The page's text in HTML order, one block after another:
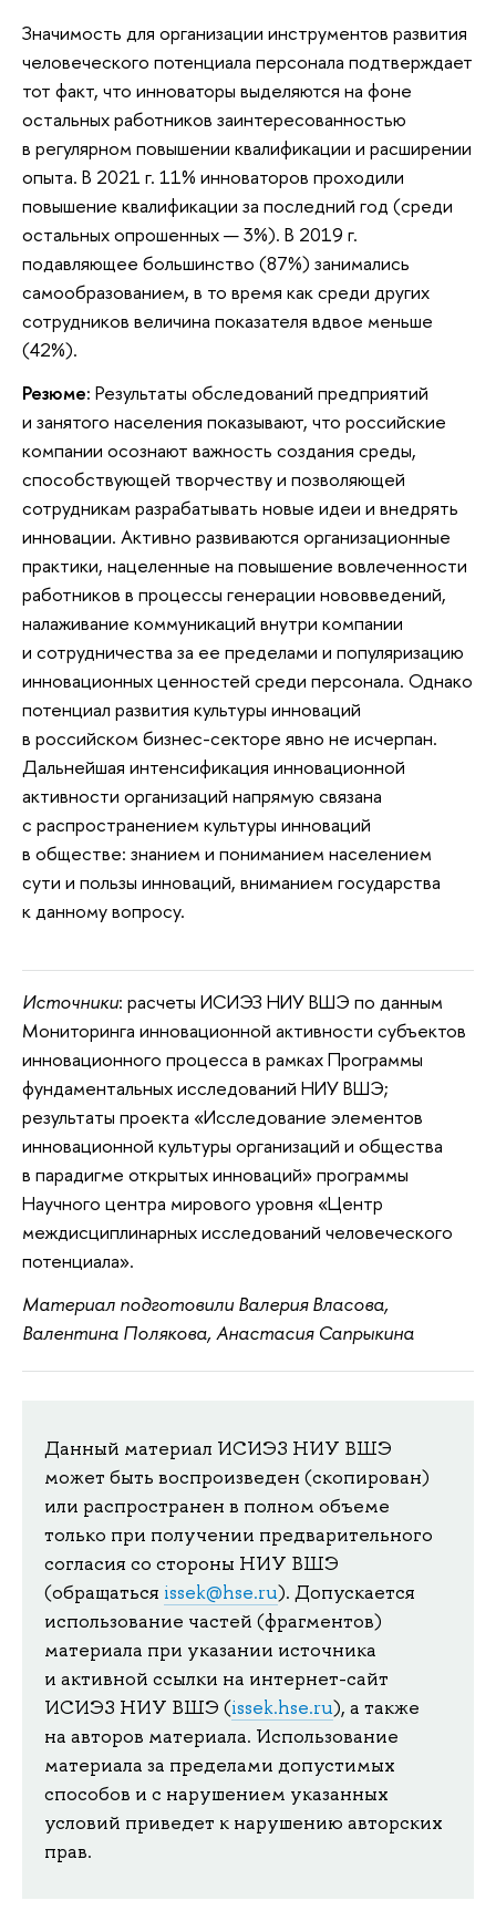
Значимость для организации инструментов развития
человеческого потенциала персонала подтверждает
тот факт, что инноваторы выделяются на фоне
остальных работников заинтересованностью
в регулярном повышении квалификации и расширении
опыта. В 2021 г. 11% инноваторов проходили
повышение квалификации за последний год (среди
остальных опрошенных — 3%). В 2019 г.
подавляющее большинство (87%) занимались
самообразованием, в то время как среди других
сотрудников величина показателя вдвое меньше
(42%).
Резюме: Результаты обследований предприятий
и занятого населения показывают, что российские
компании осознают важность создания среды,
способствующей творчеству и позволяющей
сотрудникам разрабатывать новые идеи и внедрять
инновации. Активно развиваются организационные
практики, нацеленные на повышение вовлеченности
работников в процессы генерации нововведений,
налаживание коммуникаций внутри компании
и сотрудничества за ее пределами и популяризацию
инновационных ценностей среди персонала. Однако
потенциал развития культуры инноваций
в российском бизнес-секторе явно не исчерпан.
Дальнейшая интенсификация инновационной
активности организаций напрямую связана
с распространением культуры инноваций
в обществе: знанием и пониманием населением
сути и пользы инноваций, вниманием государства
к данному вопросу.
Источники: расчеты ИСИЭЗ НИУ ВШЭ по данным
Мониторинга инновационной активности субъектов
инновационного процесса в рамках Программы
фундаментальных исследований НИУ ВШЭ;
результаты проекта «Исследование элементов
инновационной культуры организаций и общества
в парадигме открытых инноваций» программы
Научного центра мирового уровня «Центр
междисциплинарных исследований человеческого
потенциала».
Материал подготовили Валерия Власова,
Валентина Полякова, Анастасия Сапрыкина
Данный материал ИСИЭЗ НИУ ВШЭ
может быть воспроизведен (скопирован)
или распространен в полном объеме
только при получении предварительного
согласия со стороны НИУ ВШЭ
(обращаться issek@hse.ru). Допускается
использование частей (фрагментов)
материала при указании источника
и активной ссылки на интернет-сайт
ИСИЭЗ НИУ ВШЭ (issek.hse.ru), а также
на авторов материала. Использование
материала за пределами допустимых
способов и с нарушением указанных
условий приведет к нарушению авторских
прав.